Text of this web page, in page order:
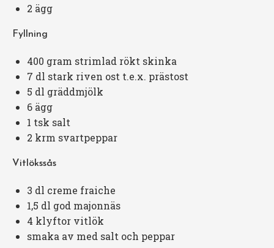
2 ägg
Fyllning
400 gram strimlad rökt skinka
7 dl stark riven ost t.e.x. prästost
5 dl gräddmjölk
6 ägg
1 tsk salt
2 krm svartpeppar
Vitlökssås
3 dl creme fraiche
1,5 dl god majonnäs
4 klyftor vitlök
smaka av med salt och peppar